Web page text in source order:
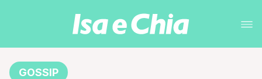
GOSSIP